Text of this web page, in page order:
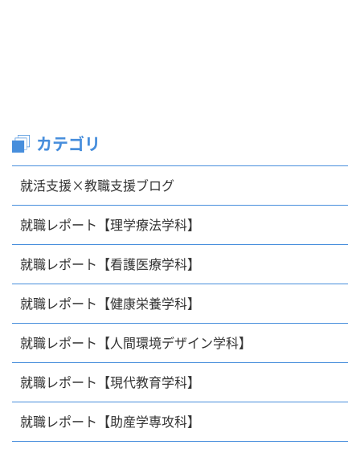
カテゴリ
就活支援×教職支援ブログ
就職レポート【理学療法学科】
就職レポート【看護医療学科】
就職レポート【健康栄養学科】
就職レポート【人間環境デザイン学科】
就職レポート【現代教育学科】
就職レポート【助産学専攻科】